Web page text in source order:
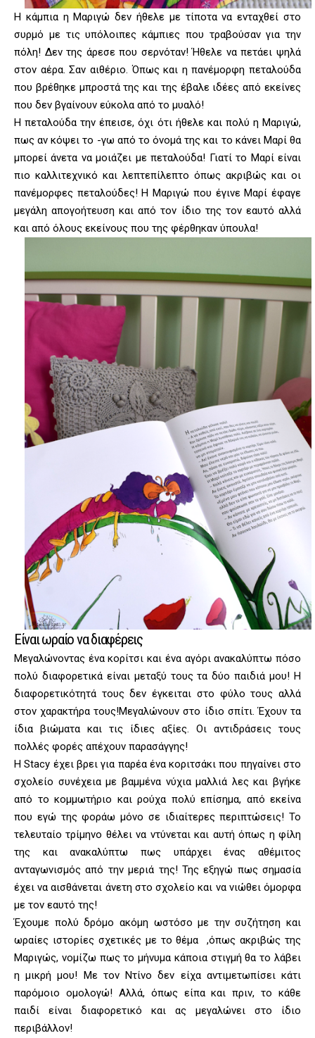
Η κάμπια η Μαριγώ δεν ήθελε με τίποτα να ενταχθεί στο
συρμό με τις υπόλοιπες κάμπιες που τραβούσαν για την
πόλη! Δεν της άρεσε που σερνόταν! Ήθελε να πετάει ψηλά
στον αέρα. Σαν αιθέριο. Όπως και η πανέμορφη πεταλούδα
που βρέθηκε μπροστά της και της έβαλε ιδέες από εκείνες
που δεν βγαίνουν εύκολα από το μυαλό!
Η πεταλούδα την έπεισε, όχι ότι ήθελε και πολύ η Μαριγώ,
πως αν κόψει το -γω από το όνομά της και το κάνει Μαρί θα
μπορεί άνετα να μοιάζει με πεταλούδα! Γιατί το Μαρί είναι
πιο καλλιτεχνικό και λεπτεπίλεπτο όπως ακριβώς και οι
πανέμορφες πεταλούδες! Η Μαριγώ που έγινε Μαρί έφαγε
μεγάλη απογοήτευση και από τον ίδιο της τον εαυτό αλλά
και από όλους εκείνους που της φέρθηκαν ύπουλα!
Είναι ωραίο να διαφέρεις
Μεγαλώνοντας ένα κορίτσι και ένα αγόρι ανακαλύπτω πόσο
πολύ διαφορετικά είναι μεταξύ τους τα δύο παιδιά μου! Η
διαφορετικότητά τους δεν έγκειται στο φύλο τους αλλά
στον χαρακτήρα τους!Μεγαλώνουν στο ίδιο σπίτι. Έχουν τα
ίδια βιώματα και τις ίδιες αξίες. Οι αντιδράσεις τους
πολλές φορές απέχουν παρασάγγης!
Η Stacy έχει βρει για παρέα ένα κοριτσάκι που πηγαίνει στο
σχολείο συνέχεια με βαμμένα νύχια μαλλιά λες και βγήκε
από το κομμωτήριο και ρούχα πολύ επίσημα, από εκείνα
που εγώ της φοράω μόνο σε ιδιαίτερες περιπτώσεις! Το
τελευταίο τρίμηνο θέλει να ντύνεται και αυτή όπως η φίλη
της και ανακαλύπτω πως υπάρχει ένας αθέμιτος
ανταγωνισμός από την μεριά της! Της εξηγώ πως σημασία
έχει να αισθάνεται άνετη στο σχολείο και να νιώθει όμορφα
με τον εαυτό της!
Έχουμε πολύ δρόμο ακόμη ωστόσο με την συζήτηση και
ωραίες ιστορίες σχετικές με το θέμα ,όπως ακριβώς της
Μαριγώς, νομίζω πως το μήνυμα κάποια στιγμή θα το λάβει
η μικρή μου! Με τον Ντίνο δεν είχα αντιμετωπίσει κάτι
παρόμοιο ομολογώ! Αλλά, όπως είπα και πριν, το κάθε
παιδί είναι διαφορετικό και ας μεγαλώνει στο ίδιο
περιβάλλον!